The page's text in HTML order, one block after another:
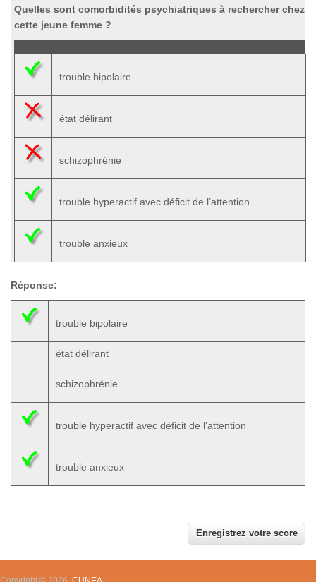
Quelles sont comorbidités psychiatriques à rechercher chez
cette jeune femme ?
trouble bipolaire
état délirant
schizophrénie
trouble hyperactif avec déficit de l’attention
trouble anxieux
Réponse:
trouble bipolaire
état délirant
schizophrénie
trouble hyperactif avec déficit de l’attention
trouble anxieux